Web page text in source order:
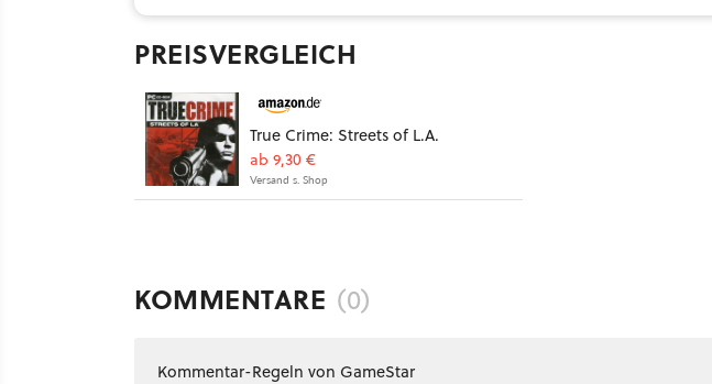
PREISVERGLEICH
True Crime: Streets of L.A.
ab 9,30 €
Versand s. Shop
KOMMENTARE (0)
Kommentar-Regeln von GameStar